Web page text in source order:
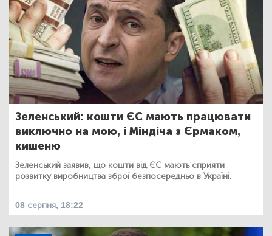
Зеленський: кошти ЄС мають працювати
виключно на мою, і Міндіча з Єрмаком,
кишеню
Зеленський заявив, що кошти від ЄС мають сприяти
розвитку виробництва зброї безпосередньо в Україні.
08 серпня, 18:22